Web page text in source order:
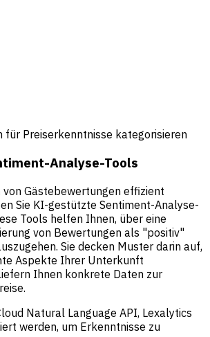
für Preiserkenntnisse kategorisieren
Analyse-Tools
Gästebewertungen effizient
Sie KI-gestützte Sentiment-Analyse-
Tools helfen Ihnen, über eine
von Bewertungen als "positiv"
Sie decken Muster darin auf,
Aspekte Ihrer Unterkunft
Ihnen konkrete Daten zur
Natural Language API, Lexalytics
werden, um Erkenntnisse zu